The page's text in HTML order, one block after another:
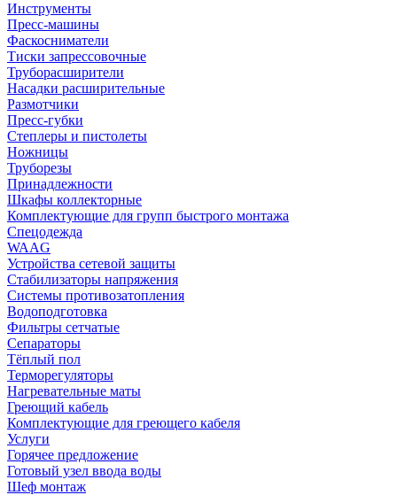
Инструменты
Пресс-машины
Фаскосниматели
Тиски запрессовочные
Труборасширители
Насадки расширительные
Размотчики
Пресс-губки
Степлеры и пистолеты
Ножницы
Труборезы
Принадлежности
Шкафы коллекторные
Комплектующие для групп быстрого монтажа
Спецодежда
WAAG
Устройства сетевой защиты
Стабилизаторы напряжения
Системы противозатопления
Водоподготовка
Фильтры сетчатые
Сепараторы
Тёплый пол
Терморегуляторы
Нагревательные маты
Греющий кабель
Комплектующие для греющего кабеля
Услуги
Горячее предложение
Готовый узел ввода воды
Шеф монтаж